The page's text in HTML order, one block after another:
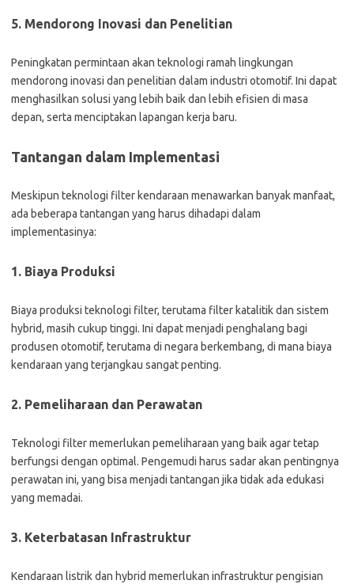
5. Mendorong Inovasi dan Penelitian
Peningkatan permintaan akan teknologi ramah lingkungan
mendorong inovasi dan penelitian dalam industri otomotif. Ini dapat
menghasilkan solusi yang lebih baik dan lebih efisien di masa
depan, serta menciptakan lapangan kerja baru.
Tantangan dalam Implementasi
Meskipun teknologi filter kendaraan menawarkan banyak manfaat,
ada beberapa tantangan yang harus dihadapi dalam
implementasinya:
1. Biaya Produksi
Biaya produksi teknologi filter, terutama filter katalitik dan sistem
hybrid, masih cukup tinggi. Ini dapat menjadi penghalang bagi
produsen otomotif, terutama di negara berkembang, di mana biaya
kendaraan yang terjangkau sangat penting.
2. Pemeliharaan dan Perawatan
Teknologi filter memerlukan pemeliharaan yang baik agar tetap
berfungsi dengan optimal. Pengemudi harus sadar akan pentingnya
perawatan ini, yang bisa menjadi tantangan jika tidak ada edukasi
yang memadai.
3. Keterbatasan Infrastruktur
Kendaraan listrik dan hybrid memerlukan infrastruktur pengisian